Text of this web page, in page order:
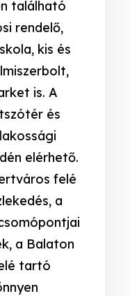
található
rendelő,
kis és
is. A
és
elérhető.
felé
a
a Balaton
tartó